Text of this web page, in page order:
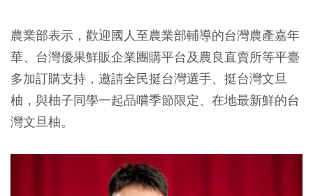
農業部表示，歡迎國人至農業部輔導的台灣農產嘉年
華、台灣優果鮮販企業團購平台及農良直賣所等平臺
多加訂購支持，邀請全民挺台灣選手、挺台灣文旦
柚，與柚子同學一起品嚐季節限定、在地最新鮮的台
灣文旦柚。